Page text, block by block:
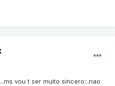
vou t ser muito sincero::.nao